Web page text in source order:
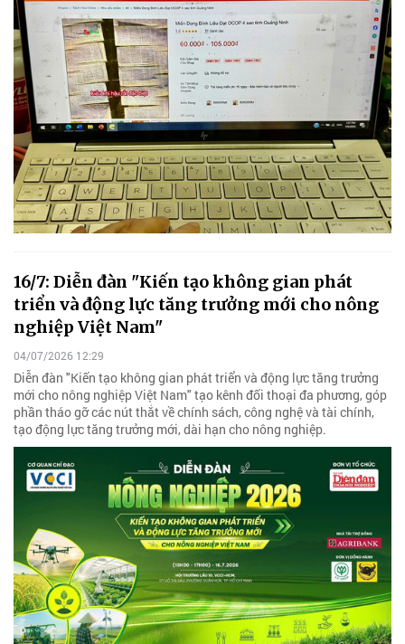
16/7: Diễn đàn "Kiến tạo không gian phát
triển và động lực tăng trưởng mới cho nông
nghiệp Việt Nam"
04/07/2026 12:29
Diễn đàn "Kiến tạo không gian phát triển và động lực tăng trưởng
mới cho nông nghiệp Việt Nam" tạo kênh đối thoại đa phương, góp
phần tháo gỡ các nút thắt về chính sách, công nghệ và tài chính,
tạo động lực tăng trưởng mới, dài hạn cho nông nghiệp.